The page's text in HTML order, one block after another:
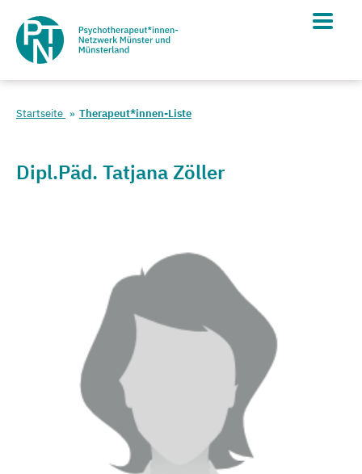
Startseite Therapeut*innen-Liste
Dipl.Päd. Tatjana Zöller